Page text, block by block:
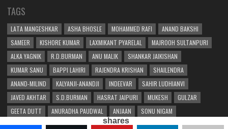
TAGS
LATA MANGESHKAR ASHA BHOSLE MOHAMMED RAFI
ANAND BAKSHI
SAMEER
KISHORE KUMAR LAXMIKANT PYARELAL
MAJROOH SULTANPURI
ALKA YAGNIK
R.D.BURMAN ANU MALIK
SHANKAR JAIKISHAN
KUMAR SANU
BAPPI LAHIRI RAJENDRA KRISHAN
SHAILENDRA
ANAND-MILIND
KALYANJI-ANANDJI INDEEVAR
SAHIR LUDHIANVI
JAVED AKHTAR
S.D.BURMAN HASRAT JAIPURI MUKESH
GULZAR
GEETA DUTT
ANURADHA PAUDWAL ANJAAN
SONU NIGAM
SHAKEEL BADAYUNI
shares